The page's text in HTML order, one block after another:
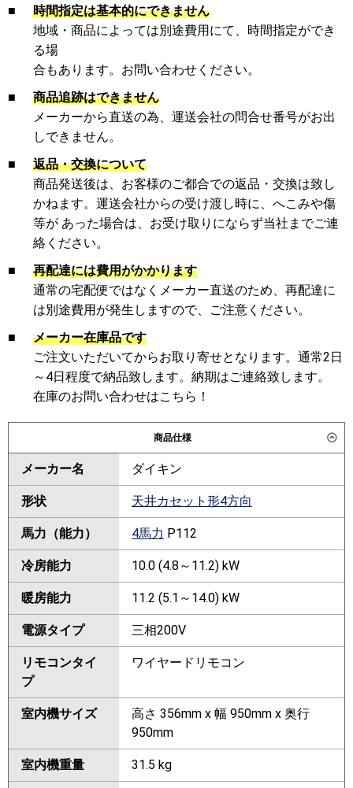
■
時間指定は基本的にできません
地域・商品によっては別途費用にて、時間指定ができ
る場
合もあります。お問い合わせください。
■
商品追跡はできません
メーカーから直送の為、運送会社の問合せ番号がお出
しできません。
■
返品・交換について
商品発送後は、お客様のご都合での返品・交換は致し
かねます。運送会社からの受け渡し時に、へこみや傷
等が あった場合は、お受け取りにならず当社までご連
絡ください。
■
再配達には費用がかかります
通常の宅配便ではなくメーカー直送のため、再配達に
は別途費用が発生しますので、ご注意ください。
■
メーカー在庫品です
ご注文いただいてからお取り寄せとなります。通常2日
～4日程度で納品致します。納期はご連絡致します。
在庫のお問い合わせはこちら！
商品仕様
メーカー名 ダイキン
形状 天井カセット形4方向
馬力（能力） 4馬力 P112
冷房能力 10.0 (4.8～11.2) kW
暖房能力 11.2 (5.1～14.0) kW
電源タイプ 三相200V
リモコンタイ
プ
ワイヤードリモコン
室内機サイズ
高さ 356mm x 幅 950mm x 奥行
950mm
室内機重量 31.5 kg